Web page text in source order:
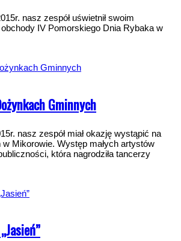
nasz zespół uświetnił swoim
IV Pomorskiego Dnia Rybaka w
Gminnych
nasz zespół miał okazję wystąpić na
Mikorowie. Występ małych artystów
która nagrodziła tancerzy